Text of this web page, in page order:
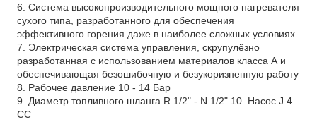
6. Система высокопроизводительного мощного нагревателя
сухого типа, разработанного для обеспечения
эффективного горения даже в наиболее сложных условиях
7. Электрическая система управления, скрупулёзно
разработанная с использованием материалов класса А и
обеспечивающая безошибочную и безукоризненную работу
8. Рабочее давление 10 - 14 Бар
9. Диаметр топливного шланга R 1/2" - N 1/2" 10. Насос J 4
CC